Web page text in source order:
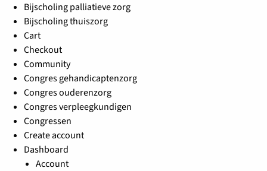
Bijscholing palliatieve zorg
Bijscholing thuiszorg
Cart
Checkout
Community
Congres gehandicaptenzorg
Congres ouderenzorg
Congres verpleegkundigen
Congressen
Create account
Dashboard
Account